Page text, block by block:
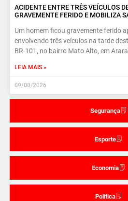
Segurança
Esporte
Economia
Politica
ACIDENTE ENTRE TRÊS VEÍCULOS
GRAVEMENTE FERIDO E MOBILIZA
Um homem ficou gravemente ferido
envolvendo três veículos na tarde
BR-101, no bairro Mato Alto, em
LEIA MAIS »
09/08/2026